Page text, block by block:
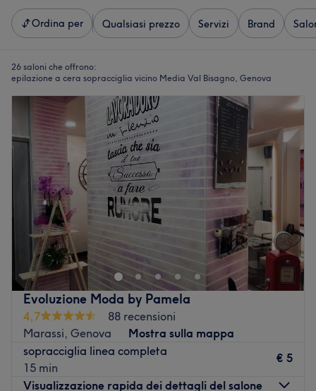
Ordina per Qualsiasi prezzo Servizi Brand
26 saloni che offrono:
epilazione a cera sopracciglia vicino Media Val Bisagno, Genova
Evoluzione Moda by Pamela
4,7
88 recensioni
Marassi, Genova
Mostra sulla mappa
sopracciglia linea completa
15 min
€ 5
Visualizzazione rapida dei dettagli del salone